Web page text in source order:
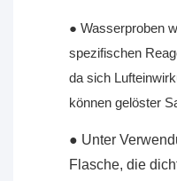
● Wasserproben
spezifischen
da sich
können gelöster
● Unter
Flasche, die